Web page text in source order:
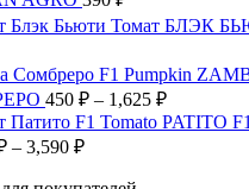
странице
товара.
можно
на
странице
товара.
Томат БЛЭК
₽
₽
Pumpkin
450 ₽ – 1,625 ₽Диапазон
цен:
Tomato PATITO
– 3,590 ₽Диапазон